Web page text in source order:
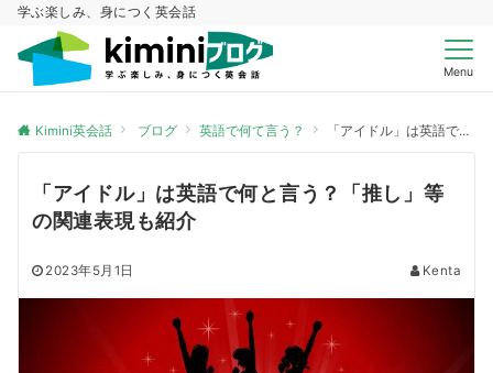
学ぶ楽しみ、身につく英会話
Menu
Kimini英会話 ブログ 英語で何て言う？ 「アイドル」は英語で何と言う？「推し」等の関連表現も紹介
「アイドル」は英語で何と言う？「推し」等
の関連表現も紹介
2023年5月1日 Kenta